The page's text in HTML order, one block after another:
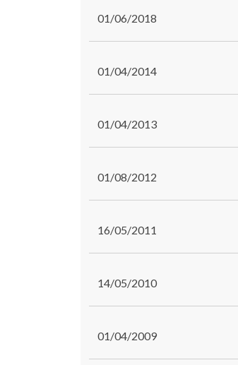
01/06/2018
01/04/2014
01/04/2013
01/08/2012
16/05/2011
14/05/2010
01/04/2009